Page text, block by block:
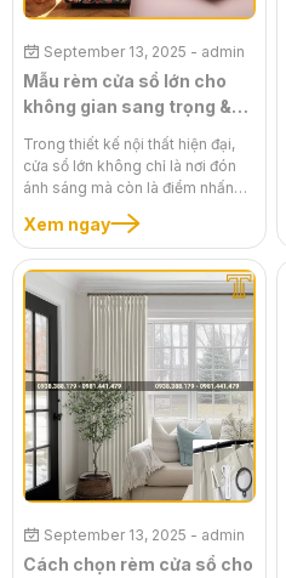
September 13, 2025 - admin
Mẫu rèm cửa sổ lớn cho
không gian sang trọng &
thoáng đãng
Trong thiết kế nội thất hiện đại,
cửa sổ lớn không chỉ là nơi đón
ánh sáng mà còn là điểm nhấn
kiến trúc, mang đến cảm giác
không gian rộng mở, thoáng
đãng. Tuy nhiên, việc lựa chọn
rèm cửa cho những ô cửa lớn này
cũng là một thách thức, đòi hỏi sự
tinh tế và chuyên nghiệp để rèm
không chỉ làm tròn chức năng
che chắn mà còn tôn lên vẻ đẹp
sang trọng của căn phòng. Một
bộ rèm cửa sổ lớn phù hợp sẽ là
giải pháp tối ưu, biến không gian
của bạn thành một tác phẩm
nghệ thuật, thể hiện đẳng cấp và
gu thẩm mỹ đỉnh cao.
Xem ngay
September 13, 2025 - admin
Cách chọn rèm cửa sổ cho